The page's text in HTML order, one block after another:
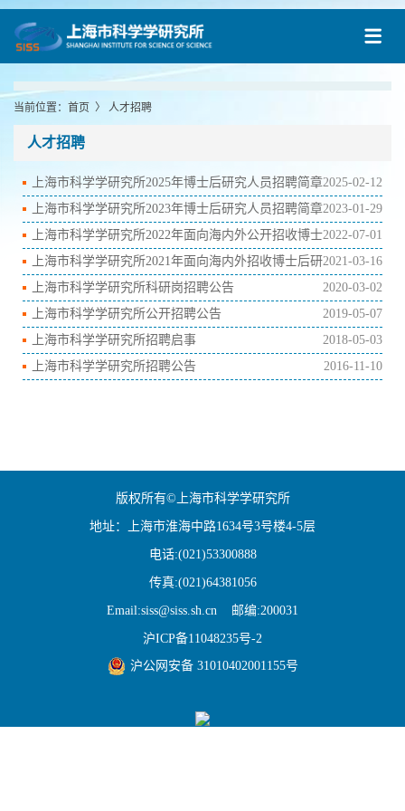
当前位置： 首页 〉 人才招聘
人才招聘
2025-02-12
上海市科学学研究所2025年博士后研究人员招聘简章
2023-01-29
上海市科学学研究所2023年博士后研究人员招聘简章
2022-07-01
上海市科学学研究所2022年面向海内外公开招收博士
后研究人员简章
2021-03-16
上海市科学学研究所2021年面向海内外招收博士后研
究人员
2020-03-02
上海市科学学研究所科研岗招聘公告
2019-05-07
上海市科学学研究所公开招聘公告
2018-05-03
上海市科学学研究所招聘启事
2016-11-10
上海市科学学研究所招聘公告
版权所有©上海市科学学研究所
地址：上海市淮海中路1634号3号楼4-5层
电话:(021)53300888
传真:(021)64381056
Email:siss@siss.sh.cn 邮编:200031
沪ICP备11048235号-2
沪公网安备 31010402001155号